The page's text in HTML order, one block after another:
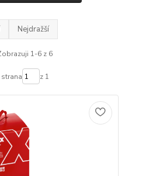
Nejdražší
1-6 z 6
strana z 1